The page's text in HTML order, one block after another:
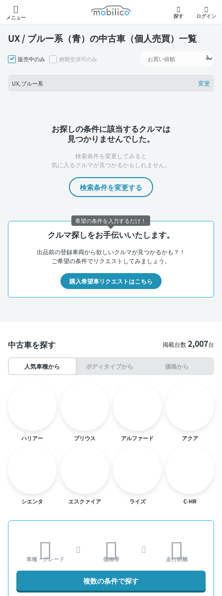
メニュー
モビリコ
探す ログイン
UX / ブルー系（青）の中古車（個人売買）一覧
販売中のみ 納期交渉可のみ
UX, ブルー系 変更
お探しの条件に該当するクルマは
見つかりませんでした。
検索条件を変更してみると
気に入るクルマが見つかるかもしれません。
検索条件を変更する
クルマ探しをお手伝いいたします。
出品前の登録車両から欲しいクルマが見つかるかも？！
ご希望の条件でリクエストしてみましょう。
購入希望車リクエストはこちら
中古車を探す 掲載台数2,007台
人気車種から ボディタイプから 価格から
ハリアー プリウス アルファード アクア
シエンタ エスクァイア ライズ C-HR
車種・グレード 価格帯 走行距離
複数の条件で探す
希望の条件を入力するだけ！